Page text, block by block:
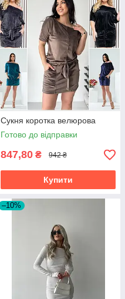
Сукня коротка велюрова
Готово до відправки
847,80 ₴ 942 ₴
Купити
–10%